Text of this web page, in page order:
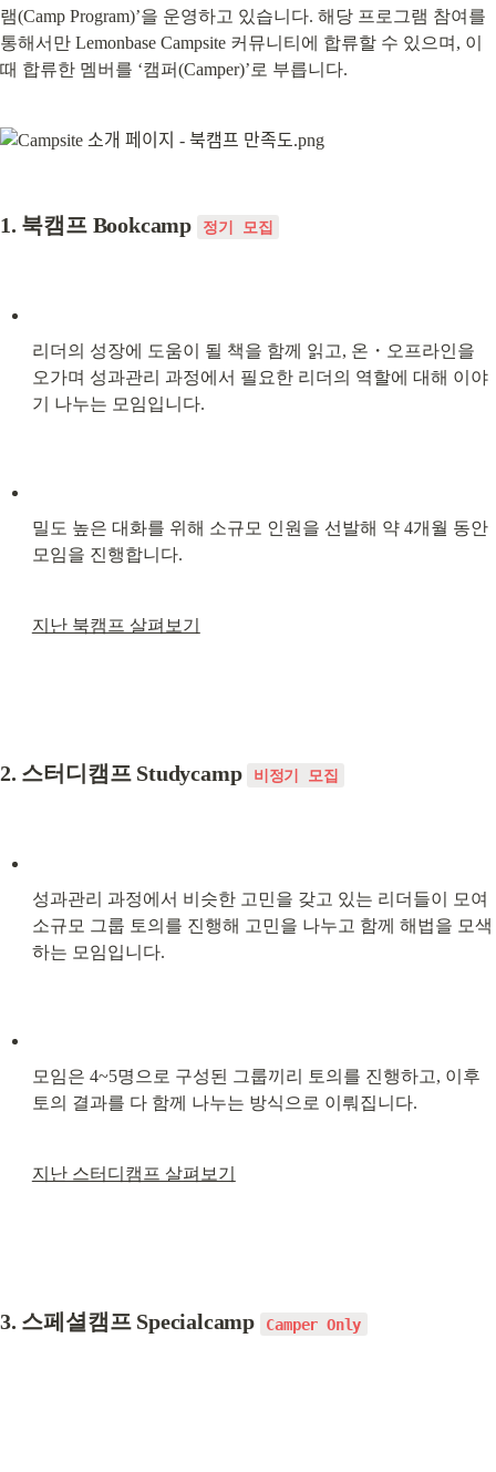
램(Camp Program)’을 운영하고 있습니다. 해당 프로그램 참여를
통해서만 Lemonbase Campsite 커뮤니티에 합류할 수 있으며, 이
때 합류한 멤버를 ‘캠퍼(Camper)’로 부릅니다.
1. 북캠프 Bookcamp 정기 모집
리더의 성장에 도움이 될 책을 함께 읽고, 온・오프라인을
오가며 성과관리 과정에서 필요한 리더의 역할에 대해 이야
기 나누는 모임입니다.
밀도 높은 대화를 위해 소규모 인원을 선발해 약 4개월 동안
모임을 진행합니다.
지난 북캠프 살펴보기
2. 스터디캠프 Studycamp 비정기 모집
성과관리 과정에서 비슷한 고민을 갖고 있는 리더들이 모여
소규모 그룹 토의를 진행해 고민을 나누고 함께 해법을 모색
하는 모임입니다.
모임은 4~5명으로 구성된 그룹끼리 토의를 진행하고, 이후
토의 결과를 다 함께 나누는 방식으로 이뤄집니다.
지난 스터디캠프 살펴보기
3. 스페셜캠프 Specialcamp Camper Only